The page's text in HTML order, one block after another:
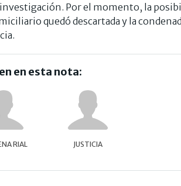
Por el momento, la
quedó descartada y la
en esta nota:
RIAL JUSTICIA